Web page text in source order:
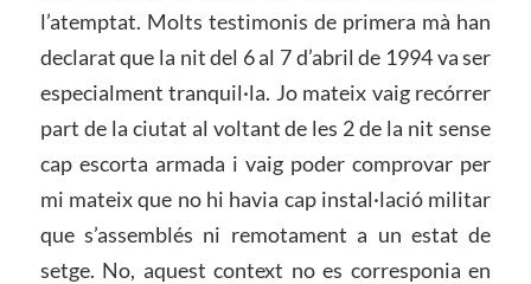
l’atemptat. Molts testimonis de primera mà han
declarat que la nit del 6 al 7 d’abril de 1994 va ser
especialment tranquil·la. Jo mateix vaig recórrer
part de la ciutat al voltant de les 2 de la nit sense
cap escorta armada i vaig poder comprovar per
mi mateix que no hi havia cap instal·lació militar
que s’assemblés ni remotament a un estat de
setge. No, aquest context no es corresponia en